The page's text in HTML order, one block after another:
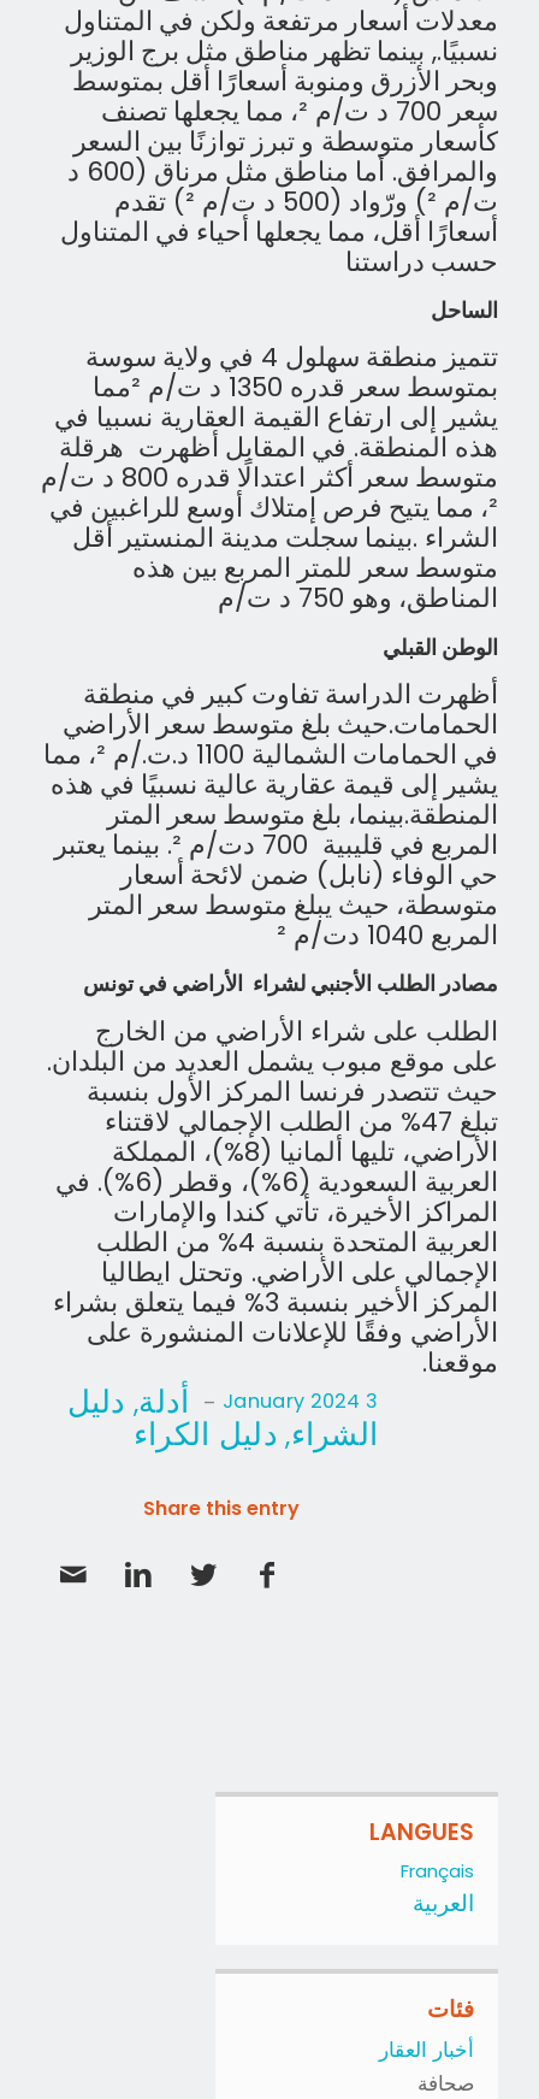
معدلات أسعار مرتفعة ولكن في المتناول
نسبيًا., بينما تظهر مناطق مثل برج الوزير
وبحر الأزرق ومنوبة أسعارًا أقل بمتوسط
سعر
د ت/م ² ، مما يجعلها تصنف
كأسعار متوسطة وتبرز توازنًا بين السعر
والمرافق. أما مناطق مثل مرناق (600
د
ت/م ² ) ورّواد (500 د ت/م ² ) تقدم
أسعارًا أقل، مما يجعلها أحياء في المتناول
حسب دراستنا
الساحل
تتميز منطقة سهلول في ولاية سوسة
بمتوسط سعر قدره
د ت/م ²مما
يشير إلى ارتفاع القيمة العقارية نسبيا في
هذه المنطقة. في المقابل أظهرت هرقلة
متوسط سعر أكثر اعتدالًا قدره
د ت/م
²، مما يتيح فرص إمتلاك أوسع للراغبين في
الشراء .بينما سجلت مدينة المنستير أقل
متوسط سعر للمتر المربع بين هذه
المناطق، وهو د ت/م
الوطن القبلي
أظهرت الدراسةتفاوتكبير في منطقة
الحمامات.حيث بلغ متوسط سعر الأراضي
في الحمامات الشمالية د.ت./م ، مما
يشير إلى قيمة عقارية عالية نسبيًا في هذه
المنطقة.بينما، بلغ متوسط سعر المتر
المربع في قليبية دت/م بينما يعتبر
حي الوفاء (نابل) ضمن لائحة أسعار
متوسطة، حيث يبلغ متوسط سعر المتر
المربع
دت/م
مصادر الطلب الأجنبي لشراء الأراضي في تونس
الطلب على شراء الأراضي من الخارج
على موقع مبوب يشمل العديد من البلدان.
حيث تتصدر فرنسا المركز الأول بنسبة
تبلغ 47% من الطلب الإجمالي لاقتناء
الأراضي، تليها ألمانيا (8%)، المملكة
العربية السعودية (6%)، وقطر (6%). في
المراكز الأخيرة، تأتي كندا والإمارات
العربية المتحدة بنسبة 4% من الطلب
الإجمالي على الأراضي. وتحتل ايطاليا
المركز الأخير بنسبة 3% فيما يتعلق بشراء
الأراضي وفقًا للإعلانات المنشورة على
موقعنا.
3 January 2024
- أدلة, دليل
الشراء, دليل الكراء
Share this entry
LANGUES
Français
العربية
فئات
أخبار العقار
صحافة